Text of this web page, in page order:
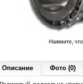
Нажмите,
Описание Фото (0)